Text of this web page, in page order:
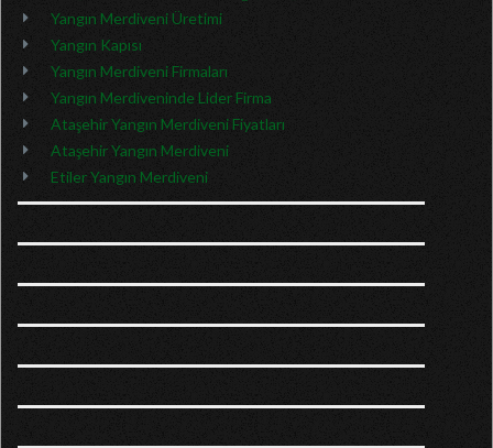
Yangın Merdiveni Üretimi
Yangın Kapısı
Yangın Merdiveni Firmaları
Yangın Merdiveninde Lider Firma
Ataşehir Yangın Merdiveni Fiyatları
Ataşehir Yangın Merdiveni
Etiler Yangın Merdiveni